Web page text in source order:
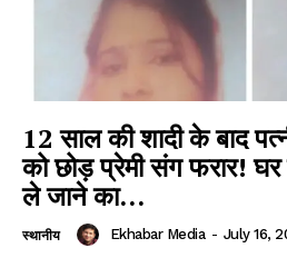
12 साल की शादी के बाद
को छोड़ प्रेमी संग फरार!
ले जाने का...
स्थानीय Ekhabar Media - July 16,